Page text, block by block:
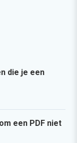
die je een
een PDF niet